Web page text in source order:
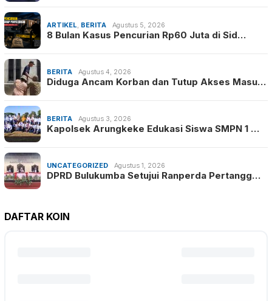
ARTIKEL, BERITA Agustus 5, 2026
8 Bulan Kasus Pencurian Rp60 Juta di Sid…
BERITA Agustus 4, 2026
Diduga Ancam Korban dan Tutup Akses Masu…
BERITA Agustus 3, 2026
Kapolsek Arungkeke Edukasi Siswa SMPN 1 …
UNCATEGORIZED Agustus 1, 2026
DPRD Bulukumba Setujui Ranperda Pertangg…
DAFTAR KOIN